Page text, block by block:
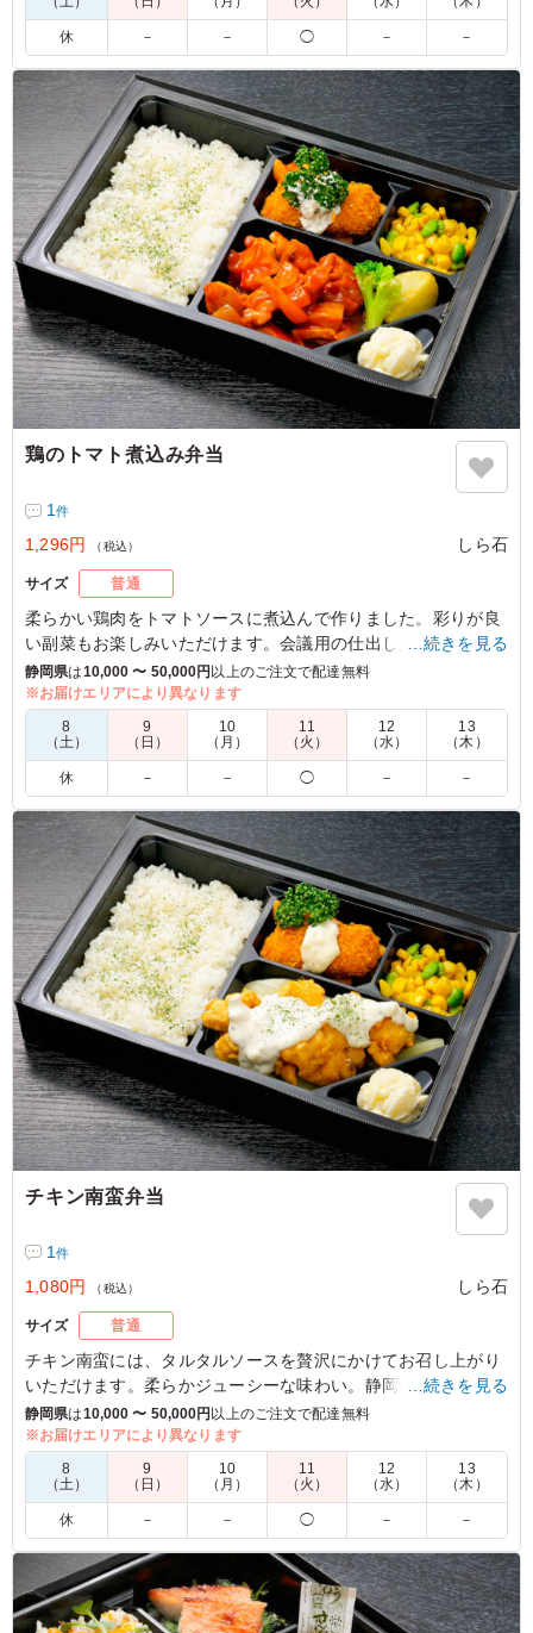
休 － － ◯ － －
鶏のトマト煮込み弁当
1件
1,296円 （税込） しら石
サイズ 普通
柔らかい鶏肉をトマトソースに煮込んで作りました。彩りが良
い副菜もお楽しみいただけます。会議用の仕出し弁当にしら石
の洋食弁当をお召し上がりください。
4.0 ヤマハ発動機株式会社
私は食べていないので味の評価はできません。お値段も安
めでお勧めできると思います。チキンは当たり外れなく多
くの人も選んでいただけるのでこのメニューは幹事視点で
はありがたいですね。
ご利用シーン：会議・セミナー›会議
静岡県磐田市新貝2023/11/06
…続きを見る
静岡県は10,000 〜 50,000円 以上のご注文で配達無料
※お届けエリアにより異なります
8
（土）
9
（日）
10
（月）
11
（火）
12
（水）
13
（木）
休 － － ◯ － －
チキン南蛮弁当
1件
1,080円 （税込） しら石
サイズ 普通
チキン南蛮には、タルタルソースを贅沢にかけてお召し上がり
いただけます。柔らかジューシーな味わい。静岡県内でのロ
ケ・会議弁当でぜひお試しください。
5.0
今回の1番人気。男子がメインで選ぶかと思ったが、意外
にも女子に人気だった。 ※写真を掲示して選べる環境に
しておいた。結果です。 残さず食べていたので良いと思
います。種類がもう少し増えると嬉しいかも。
ご利用シーン：会食・接待›会食
…続きを見る
静岡県は10,000 〜 50,000円以上のご注文で配達無料
※お届けエリアにより異なります
8
（土）
9
（日）
10
（月）
11
（火）
12
（水）
13
（木）
休 － － ◯ － －